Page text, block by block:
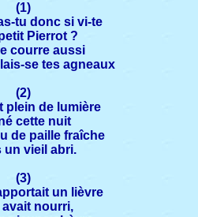
(1)
tu donc si vi-te
Pierrot ?
courre aussi
se tes agneaux
(2)
plein de lumière
cette nuit
de paille fraîche
un vieil abri.
(3)
un lièvre
avait nourri,